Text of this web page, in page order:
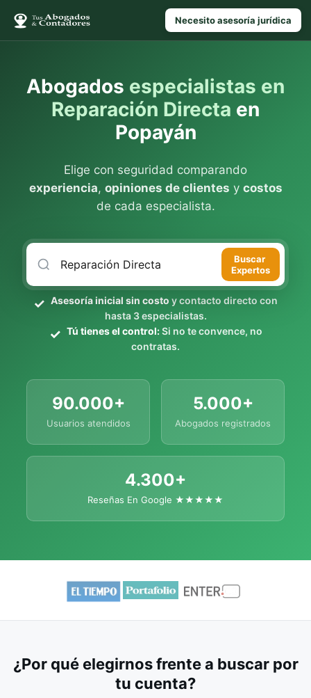
Necesito asesoría jurídica
Abogados especialistas en
Reparación Directa en
Popayán
Elige con seguridad comparando
experiencia, opiniones de clientes y costos
de cada especialista.
Buscar
Expertos
Asesoría inicial sin costo y contacto directo con
hasta 3 especialistas.
Tú tienes el control:Si no te convence, no
contratas.
90.000+
Usuarios atendidos
5.000+
Abogados registrados
4.300+
Reseñas En Google ★★★★★
¿Por qué elegirnos frente a buscar por
tu cuenta?